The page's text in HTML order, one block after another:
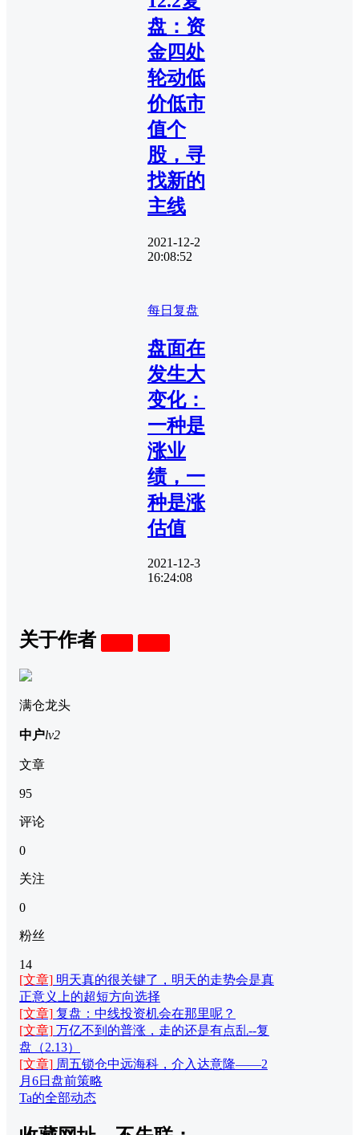
盘：资
金四处
轮动低
价低市
值个
股，寻
找新的
主线
2021-12-2
20:08:52
每日复盘
盘面在
发生大
变化：
一种是
涨业
绩，一
种是涨
估值
2021-12-3
16:24:08
关于作者
满仓龙头
中户lv2
文章
95
评论
0
关注
0
粉丝
14
[文章] 明天真的很关键了，明天的走势会是真
正意义上的超短方向选择
[文章] 复盘：中线投资机会在那里呢？
[文章] 万亿不到的普涨，走的还是有点乱--复
盘（2.13）
[文章] 周五锁仓中远海科，介入达意隆——2
月6日盘前策略
Ta的全部动态